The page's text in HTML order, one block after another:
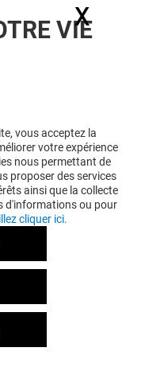
: le Client, comme
la période
hébergées sur la
Responsable de
de cause par
après la
social: Microsoft
quai du président
capital social
/ objet du
Azure Active
réalisé(s) sur
de la sous-
d’inscription des
VIE
vous acceptez la
votre expérience
nous permettant de
proposer des services
ainsi que la collecte
d'informations ou pour
cliquer ici.
X